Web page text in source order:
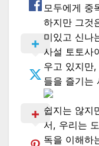
모두에게 중
하지만 그것
미있고 신나
사설 토토사
우고 있지만
들을 즐기는
쉽지는 않지
서, 우리는
독을 이해하